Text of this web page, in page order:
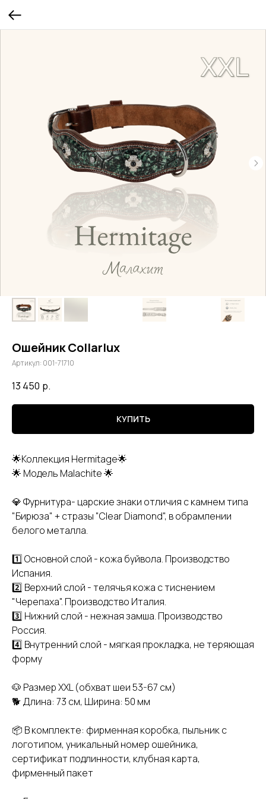
Ошейник Collarlux
Артикул: 001-71710
13 450 р.
КУПИТЬ
🌟Коллекция Hermitage🌟
🌟 Модель Malachite 🌟
💎 Фурнитура- царские знаки отличия с камнем типа
"Бирюза" + стразы "Clear Diamond", в обрамлении
белого металла.
1️⃣ Основной слой - кожа буйвола. Производство
Испания.
2️⃣ Верхний слой - телячья кожа с тиснением
"Черепаха". Производство Италия.
3️⃣ Нижний слой - нежная замша. Производство
Россия.
4️⃣ Внутренний слой - мягкая прокладка, не теряющая
форму
🐶 Размер XXL (обхват шеи 53-67 см)
🐕 Длина: 73 см, Ширина: 50 мм
📦 В комплекте: фирменная коробка, пыльник с
логотипом, уникальный номер ошейника,
сертификат подлинности, клубная карта,
фирменный пакет